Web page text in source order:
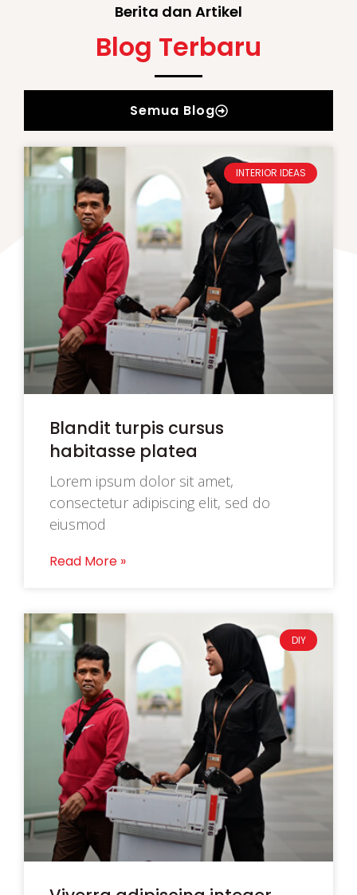
Berita dan Artikel
Blog Terbaru
Semua Blog
INTERIOR IDEAS
Blandit turpis cursus
habitasse platea
Lorem ipsum dolor sit amet,
consectetur adipiscing elit, sed do
eiusmod
Read More »
DIY